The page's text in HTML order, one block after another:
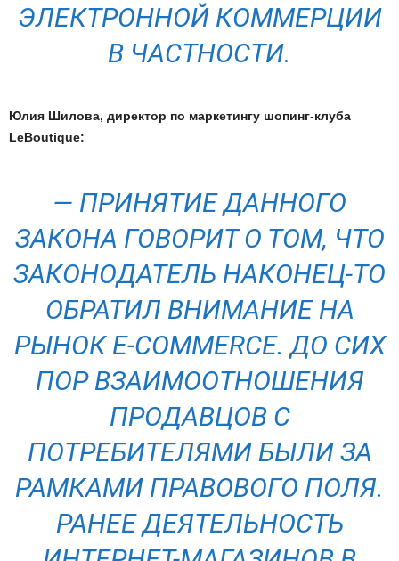
ЭЛЕКТРОННОЙ КОММЕРЦИИ
В ЧАСТНОСТИ.
Юлия Шилова, директор по маркетингу шопинг-клуба
LeBoutique:
— ПРИНЯТИЕ ДАННОГО
ЗАКОНА ГОВОРИТ О ТОМ, ЧТО
ЗАКОНОДАТЕЛЬ НАКОНЕЦ-ТО
ОБРАТИЛ ВНИМАНИЕ НА
РЫНОК Е-COMMERCE. ДО СИХ
ПОР ВЗАИМООТНОШЕНИЯ
ПРОДАВЦОВ С
ПОТРЕБИТЕЛЯМИ БЫЛИ ЗА
РАМКАМИ ПРАВОВОГО ПОЛЯ.
РАНЕЕ ДЕЯТЕЛЬНОСТЬ